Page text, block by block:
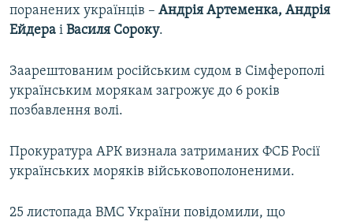
поранених українців – Андрія Артеменка, Андрія
Ейдера і Василя Сороку.
Заарештованим російським судом в Сімферополі
українським морякам загрожує до 6 років
позбавлення волі.
Прокуратура АРК визнала затриманих ФСБ Росії
українських моряків військовополоненими.
25 листопада ВМС України повідомили, що